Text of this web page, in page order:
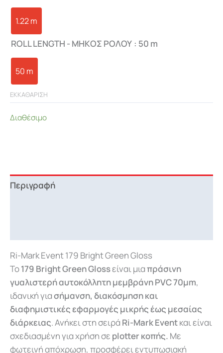
1.22 m
ROLL LENGTH - ΜHKΟΣ ΡΟΛΟΥ : 50 m
50 m
ΕΚΚΑΘΑΡΙΣΗ
Διαθέσιμο
Περιγραφή
Ri-Mark Event 179 Bright Green Gloss
Το179 Bright Green Glossείναι μιαπράσινη
γυαλιστερή αυτοκόλλητη μεμβράνη PVC 70μm,
ιδανική γιασήμανση, διακόσμηση και
διαφημιστικές εφαρμογές μικρής έως μεσαίας
διάρκειας. Ανήκει στη σειρά Ri-Mark Eventκαι είναι
σχεδιασμένη για χρήση σε plotter κοπής. Με
φωτεινή απόχρωση, προσφέρει εντυπωσιακή